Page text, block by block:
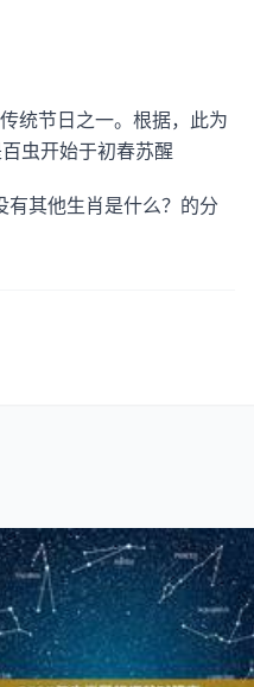
统节日之一。根据，此为
虫开始于初春苏醒
其他生肖是什么？的分